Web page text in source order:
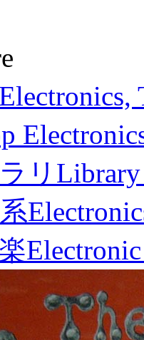
Electronics,
リ